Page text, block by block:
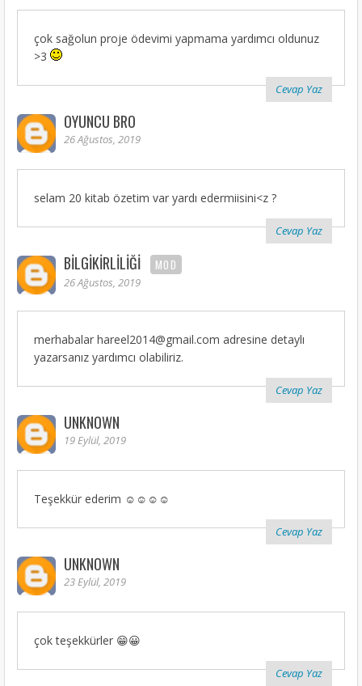
çok sağolun proje ödevimi yapmama yardımcı oldunuz
>3
Cevap Yaz
OYUNCU BRO
26 Ağustos, 2019
selam 20 kitab özetim var yardı edermiisini<z ?
Cevap Yaz
BILGIKIRLILIĞI MOD
26 Ağustos, 2019
merhabalar hareel2014@gmail.com adresine detaylı
yazarsanız yardımcı olabiliriz.
Cevap Yaz
UNKNOWN
19 Eylül, 2019
Teşekkür ederim ☺☺☺☺
Cevap Yaz
UNKNOWN
23 Eylül, 2019
çok teşekkürler 😁😀
Cevap Yaz